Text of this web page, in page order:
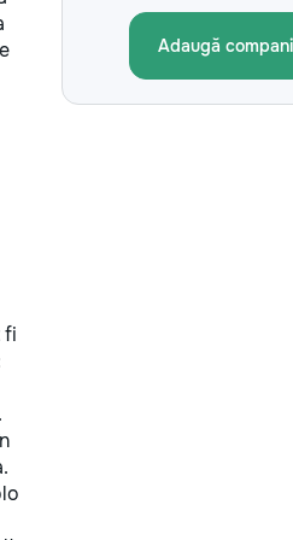
fi
Обращайтесь за
решим любую задачу
качественно.
Adaugă